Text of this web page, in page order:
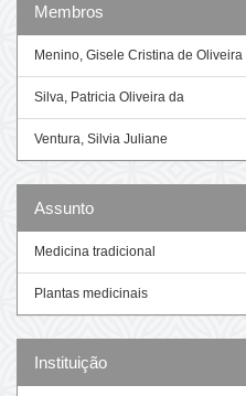
Membros
Menino, Gisele Cristina de Oliveira
Silva, Patricia Oliveira da
Ventura, Silvia Juliane
Assunto
Medicina tradicional
Plantas medicinais
Instituição